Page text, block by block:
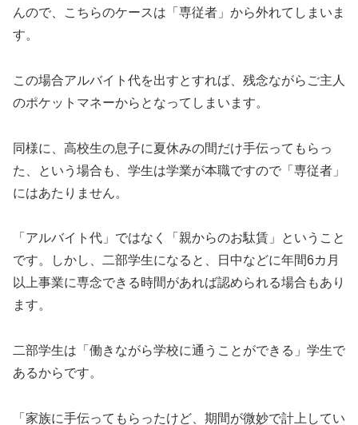
んので、こちらのケースは「専従者」から外れてしまいま
す。
この場合アルバイト代を出すとすれば、残念ながらご主人
のポケットマネーからとなってしまいます。
同様に、高校生の息子に夏休みの間だけ手伝ってもらっ
た、という場合も、学生は学業が本職ですので「専従者」
にはあたりません。
「アルバイト代」ではなく「親からのお駄賃」ということ
です。しかし、二部学生になると、日中などに年間6カ月
以上事業に専念できる時間があれば認められる場合もあり
ます。
二部学生は「働きながら学校に通うことができる」学生で
あるからです。
「家族に手伝ってもらったけど、期間が微妙で計上してい